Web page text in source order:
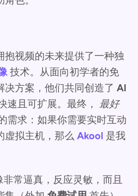
抱视频的未来提供了一种独
技术。从面向初学者的免
决方案，他们共同创造了 AI
速且可扩展。最终， 最好
需求：如果你需要实时互动
虚拟主机，那么 Akool 是我
常逼真，反应灵敏，而且